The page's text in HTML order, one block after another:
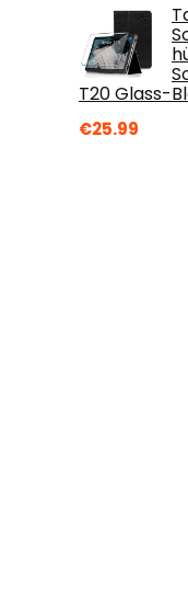
T20 Glass-
€25.99